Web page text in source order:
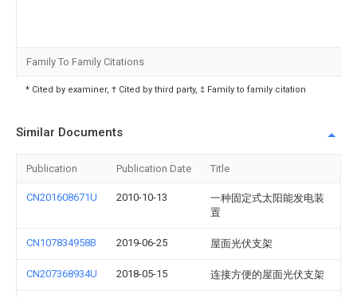
Family To Family Citations
* Cited by examiner, † Cited by third party, ‡ Family to family citation
Similar Documents
Publication Publication Date Title
CN201608671U 2010-10-13
一种固定式太阳能发电装
置
CN107834958B 2019-06-25 屋面光伏支架
CN207368934U 2018-05-15 连接方便的屋面光伏支架